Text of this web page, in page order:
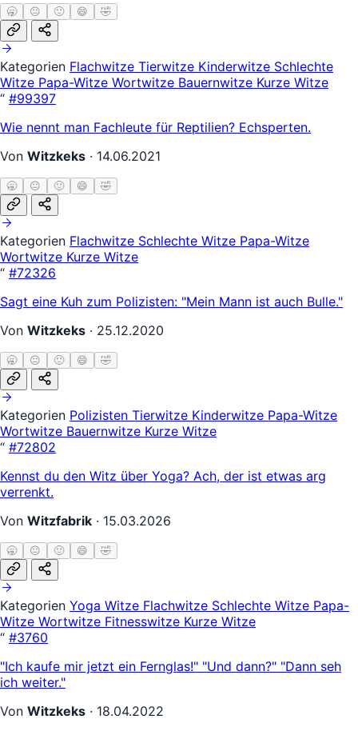
🥱 😐 🙂 😄 🤣
Kategorien Flachwitze Tierwitze Kinderwitze Schlechte
Witze Papa-Witze Wortwitze Bauernwitze Kurze Witze
“ #99397
Wie nennt man Fachleute für Reptilien? Echsperten.
Von Witzkeks · 14.06.2021
🥱 😐 🙂 😄 🤣
Kategorien Flachwitze Schlechte Witze Papa-Witze
Wortwitze Kurze Witze
“ #72326
Sagt eine Kuh zum Polizisten: "Mein Mann ist auch Bulle."
Von Witzkeks · 25.12.2020
🥱 😐 🙂 😄 🤣
Kategorien Polizisten Tierwitze Kinderwitze Papa-Witze
Wortwitze Bauernwitze Kurze Witze
“ #72802
Kennst du den Witz über Yoga? Ach, der ist etwas arg
verrenkt.
Von Witzfabrik · 15.03.2026
🥱 😐 🙂 😄 🤣
Kategorien Yoga Witze Flachwitze Schlechte Witze Papa-
Witze Wortwitze Fitnesswitze Kurze Witze
“ #3760
"Ich kaufe mir jetzt ein Fernglas!" "Und dann?" "Dann seh
ich weiter."
Von Witzkeks · 18.04.2022